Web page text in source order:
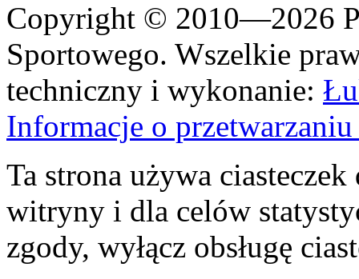
Copyright © 2010—2026
Sportowego. Wszelkie
techniczny i wykonanie:
Informacje o
Ta strona używa
witryny i dla celów
zgody, wyłącz obsługę